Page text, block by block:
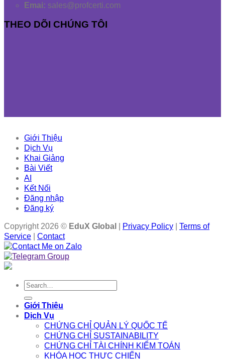
Emai: sales@profcerti.com
THEO DÕI CHÚNG TÔI
Giới Thiệu
Dịch Vụ
Khai Giảng
Bài Viết
AI
Kết Nối
Đăng nhập
Đăng ký
Copyright 2026 © EduX Global Privacy Policy
Terms of
Service
Contact
Search
Giới Thiệu
Dịch Vụ
CHỨNG CHỈ QUẢN LÝ QUỐC TẾ
CHỨNG CHỈ SUSTAINABILITY
CHỨNG CHỈ TÀI CHÍNH KIỂM TOÁN
KHÓA HỌC THỰC CHIẾN